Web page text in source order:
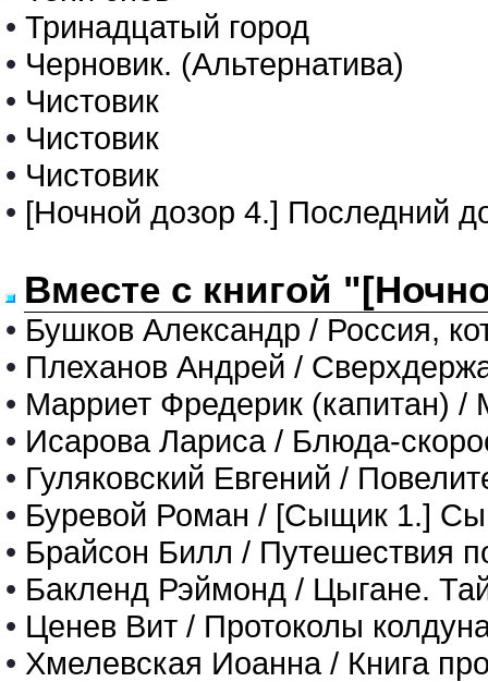
• Тринадцатый город
• Черновик. (Альтернатива)
• Чистовик
• Чистовик
• Чистовик
• [Ночной дозор 4.] Последний
Вместе с книгой
• Бушков Александр / Россия,
• Плеханов Андрей /
• Марриет Фредерик (капитан) /
• Исарова Лариса / Блюда-
• Гуляковский Евгений /
• Буревой Роман / [Сыщик 1.]
• Брайсон Билл / Путешествия
• Бакленд Рэймонд / Цыгане.
• Ценев Вит / Протоколы
• Хмелевская Иоанна / Книга